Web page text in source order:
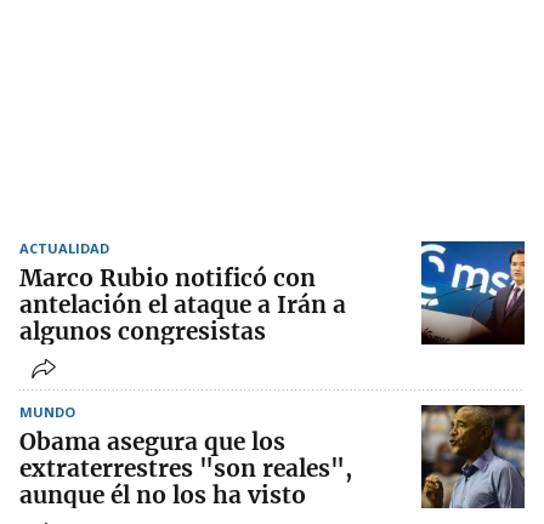
ACTUALIDAD
Marco Rubio notificó con
antelación el ataque a Irán a
algunos congresistas
MUNDO
Obama asegura que los
extraterrestres "son reales",
aunque él no los ha visto